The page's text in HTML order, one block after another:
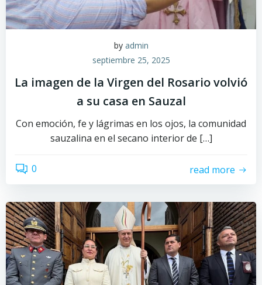
by admin
septiembre 25, 2025
La imagen de la Virgen del Rosario volvió
a su casa en Sauzal
Con emoción, fe y lágrimas en los ojos, la comunidad
sauzalina en el secano interior de […]
0 read more